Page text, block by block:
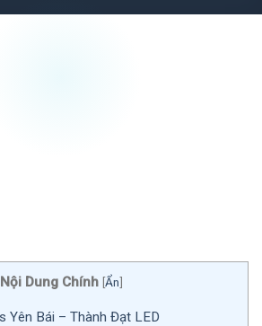
Nội Dung Chính [Ẩn]
Yên Bái – Thành Đạt LED